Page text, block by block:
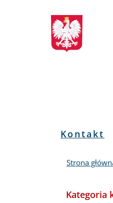
Biuletyn
Informacji
Publicznej
Menu
Kontakt
Strona
Kategoria